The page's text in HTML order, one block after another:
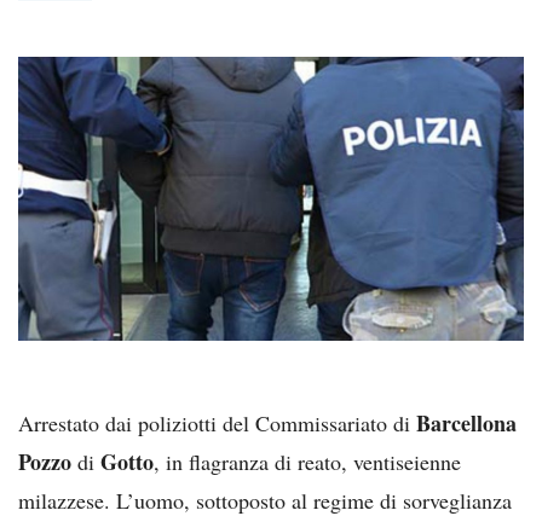
Arrestato dai poliziotti del Commissariato di Barcellona
Pozzo di Gotto, in flagranza di reato, ventiseienne
milazzese. L’uomo, sottoposto al regime di sorveglianza